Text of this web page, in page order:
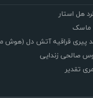
هل استار
ماسک
پیری قراقیه آتش دل (هوش
صالحی زندایی
تقدیر